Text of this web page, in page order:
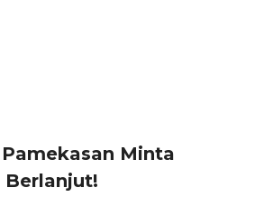
Pamekasan Minta
Berlanjut!